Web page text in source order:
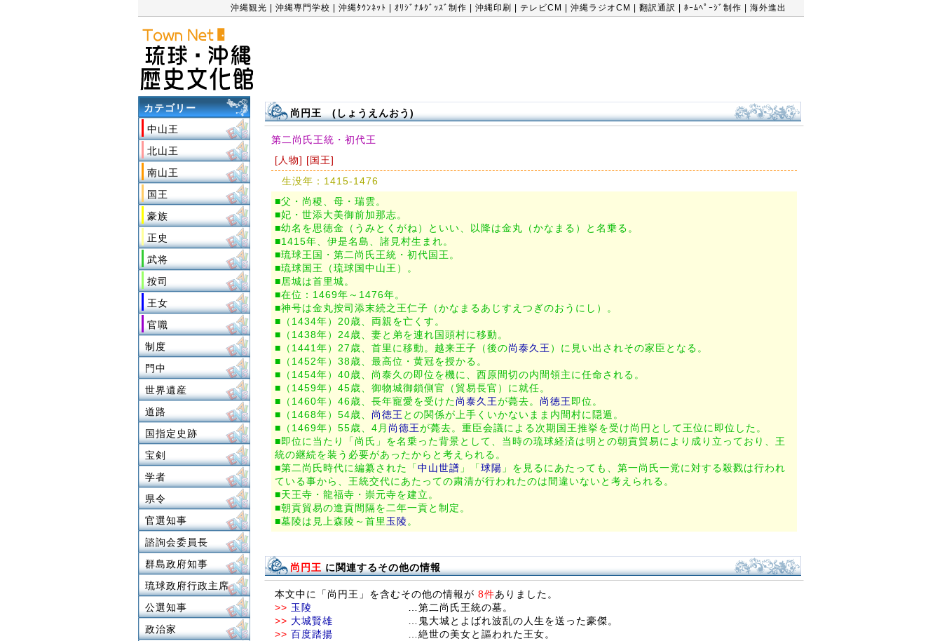
沖縄観光 沖縄専門学校 沖縄ﾀｳﾝﾈｯﾄ ｵﾘｼﾞﾅﾙｸﾞｯｽﾞ制作 沖縄印刷 テレビCM 沖縄ラジオCM 翻訳通訳 ﾎｰﾑﾍﾟｰｼﾞ制作 海外進出
カテゴリー
中山王
北山王
南山王
国王
豪族
正史
武将
按司
王女
官職
制度
門中
世界遺産
道路
国指定史跡
宝剣
学者
県令
官選知事
諮詢会委員長
群島政府知事
琉球政府行政主席
公選知事
政治家
尚円王 (しょうえんおう)
第二尚氏王統・初代王
[人物] [国王]
生没年：1415-1476
■父・尚稷、母・瑞雲。
■妃・世添大美御前加那志。
■幼名を思徳金（うみとくがね）といい、以降は金丸（かなまる）と名乗る。
■1415年、伊是名島、諸見村生まれ。
■琉球王国・第二尚氏王統・初代国王。
■琉球国王（琉球国中山王）。
■居城は首里城。
■在位：1469年～1476年。
■神号は金丸按司添末続之王仁子（かなまるあじすえつぎのおうにし）。
■（1434年）20歳、両親を亡くす。
■（1438年）24歳、妻と弟を連れ国頭村に移動。
■（1441年）27歳、首里に移動。越来王子（後の尚泰久王 ）に見い出されその家臣となる。
■（1452年）38歳、最高位・黄冠を授かる。
■（1454年）40歳、尚泰久の即位を機に、西原間切の内間領主に任命される。
■（1459年）45歳、御物城御鎖側官（貿易長官）に就任。
■（1460年）46歳、長年寵愛を受けた尚泰久王が薨去。 尚徳王 即位。
■（1468年）54歳、 尚徳王 との関係が上手くいかないまま内間村に隠遁。
■（1469年）55歳、4月 尚徳王が薨去。重臣会議による次期国王推挙を受け尚円として王位に即位した。
■即位に当たり「尚氏」を名乗った背景として、当時の琉球経済は明との朝貢貿易により成り立っており、王
統の継続を装う必要があったからと考えられる。
■第二尚氏時代に編纂された「中山世譜 」「球陽 」を見るにあたっても、第一尚氏一党に対する殺戮は行われ
ている事から、王統交代にあたっての粛清が行われたのは間違いないと考えられる。
■天王寺・龍福寺・崇元寺を建立。
■朝貢貿易の進貢間隔を二年一貢と制定。
■墓陵は見上森陵～首里 玉陵 。
尚円王 に関連するその他の情報
本文中に「尚円王」を含むその他の情報が 8件ありました。
>> 玉陵
…第二尚氏王統の墓。
>> 大城賢雄
…鬼大城とよばれ波乱の人生を送った豪傑。
>> 百度踏揚
…絶世の美女と謳われた王女。